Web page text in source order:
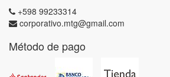
+598 99233314
corporativo.mtg@gmail.com
Método de pago